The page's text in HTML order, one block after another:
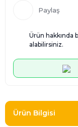
Paylaş
Ürün hakkında
alabilirsiniz.
Ürün Bilgisi